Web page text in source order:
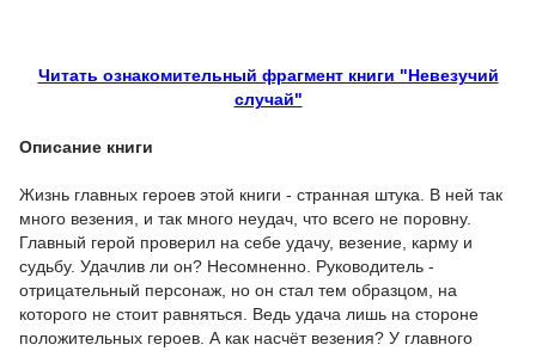
Читать ознакомительный фрагмент книги "Невезучий
случай"
Описание книги
Жизнь главных героев этой книги - странная штука. В ней так
много везения, и так много неудач, что всего не поровну.
Главный герой проверил на себе удачу, везение, карму и
судьбу. Удачлив ли он? Несомненно. Руководитель -
отрицательный персонаж, но он стал тем образцом, на
которого не стоит равняться. Ведь удача лишь на стороне
положительных героев. А как насчёт везения? У главного